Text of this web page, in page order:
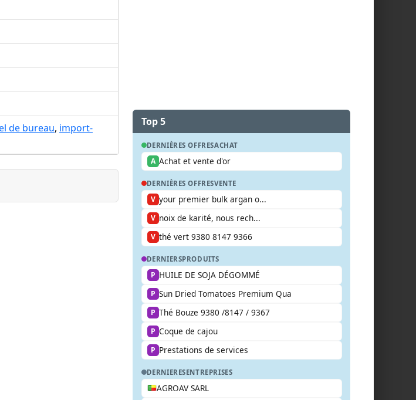
de bureau, import-
Top 5
DERNIÈRES OFFRESACHAT
A Achat et vente d'or
DERNIÈRES OFFRESVENTE
V your premier bulk argan o...
V noix de karité, nous rech...
V thé vert 9380 8147 9366
DERNIERSPRODUITS
P HUILE DE SOJA DÉGOMMÉ
P Sun Dried Tomatoes Premium Qua
P Thé Bouze 9380 /8147 / 9367
P Coque de cajou
P Prestations de services
DERNIERESENTREPRISES
AGROAV SARL